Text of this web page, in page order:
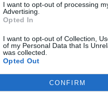
I want to opt-out of processing
Advertising.
Opted In
I want to opt-out of Collection,
of my Personal Data that Is
was collected.
Opted Out
CONFIRM